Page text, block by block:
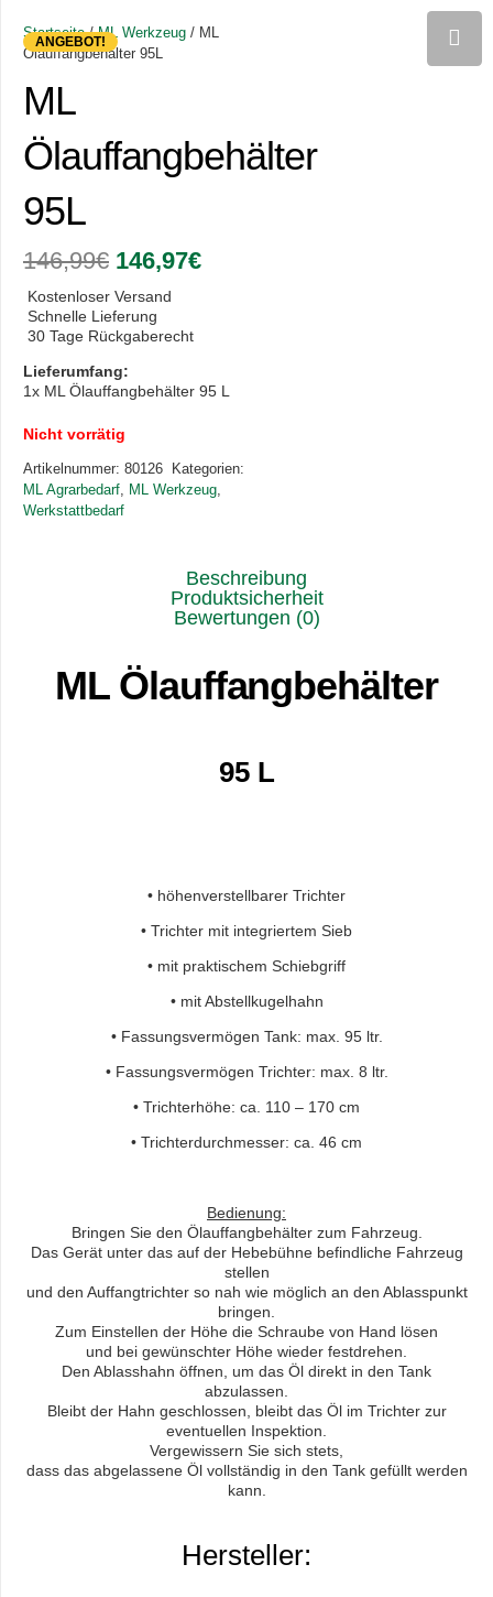
ANGEBOT!
Startseite/ML Werkzeug / ML
Ölauffangbehälter 95L
ML
Ölauffangbehälter
95L
146,99€ Ursprünglicher
Preis
war:
146,99€
146,97€Aktueller
Kostenloser Versand
Schnelle Lieferung
30 Tage Rückgaberecht
Lieferumfang:
1x ML Ölauffangbehälter 95 L
Nicht vorrätig
Artikelnummer: 80126
Kategorien:
ML Agrarbedarf, ML Werkzeug,
Werkstattbedarf
Beschreibung
Produktsicherheit
Bewertungen (0)
ML Ölauffangbehälter
95 L
• höhenverstellbarer Trichter
• Trichter mit integriertem Sieb
• mit praktischem Schiebgriff
• mit Abstellkugelhahn
• Fassungsvermögen Tank: max. 95 ltr.
• Fassungsvermögen Trichter: max. 8 ltr.
• Trichterhöhe: ca. 110 – 170 cm
• Trichterdurchmesser: ca. 46 cm
Bedienung:
Bringen Sie den Ölauffangbehälter zum Fahrzeug.
Das Gerät unter das auf der Hebebühne befindliche Fahrzeug
stellen
und den Auffangtrichter so nah wie möglich an den Ablasspunkt
bringen.
Zum Einstellen der Höhe die Schraube von Hand lösen
und bei gewünschter Höhe wieder festdrehen.
Den Ablasshahn öffnen, um das Öl direkt in den Tank
abzulassen.
Bleibt der Hahn geschlossen, bleibt das Öl im Trichter zur
eventuellen Inspektion.
Vergewissern Sie sich stets,
dass das abgelassene Öl vollständig in den Tank gefüllt werden
kann.
Hersteller: